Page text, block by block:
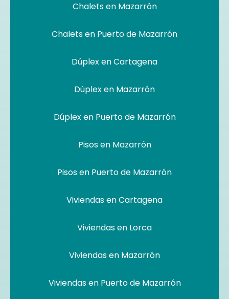
Chalets en Mazarrón
Chalets en Puerto de Mazarrón
Dúplex en Cartagena
Dúplex en Mazarrón
Dúplex en Puerto de Mazarrón
Pisos en Mazarrón
Pisos en Puerto de Mazarrón
Viviendas en Cartagena
Viviendas en Lorca
Viviendas en Mazarrón
Viviendas en Puerto de Mazarrón